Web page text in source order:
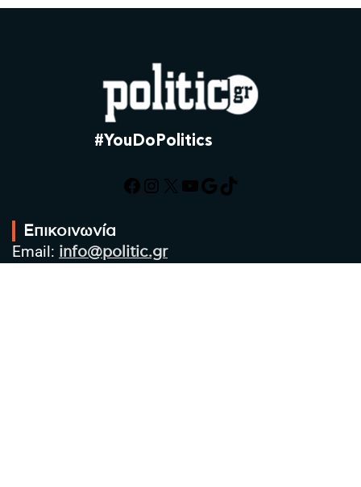
#YouDoPolitics
Facebook
Instagram
X YouTube
Google
TikTok
Επικοινωνία
Email: info@politic.gr